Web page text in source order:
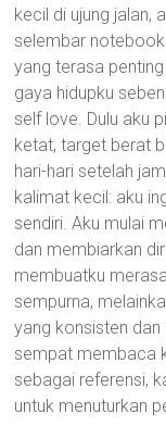
kecil di ujung jalan,
selembar notebook
yang terasa
gaya hidupku
self love. Dulu aku
ketat, target berat
hari-hari setelah
kalimat kecil: aku
sendiri. Aku mulai
dan membiarkan
membuatku
sempurna,
yang konsisten dan
sempat membaca
sebagai referensi,
untuk menuturkan